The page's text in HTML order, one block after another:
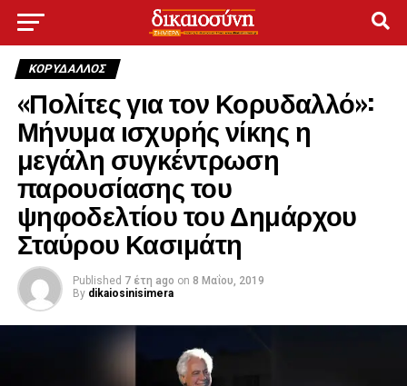
ΚΟΡΥΔΑΛΛΟΣ
«Πολίτες για τον Κορυδαλλό»:
Μήνυμα ισχυρής νίκης η
μεγάλη συγκέντρωση
παρουσίασης του
ψηφοδελτίου του Δημάρχου
Σταύρου Κασιμάτη
Published 7 έτη ago on 8 Μαΐου, 2019
By dikaiosinisimera